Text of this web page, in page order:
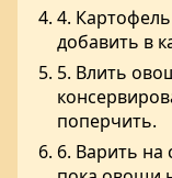
4.
добавить в
5. Влить
поперчить.
6. Варить на